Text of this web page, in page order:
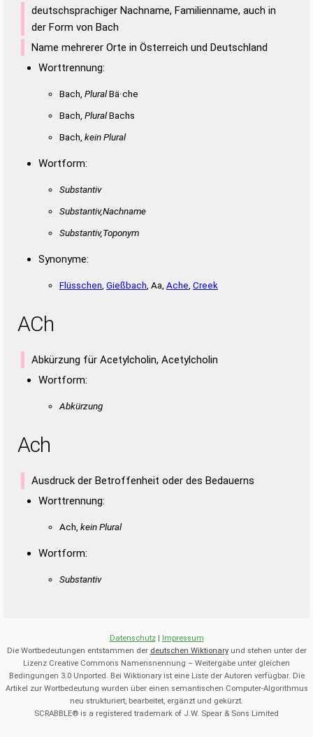
deutschsprachiger Nachname, Familienname, auch in
der Form von Bach
Name mehrerer Orte in Österreich und Deutschland
Worttrennung:
Bach, PluralBä·che
Bach, PluralBachs
Bach, kein Plural
Wortform:
Substantiv
Substantiv,Nachname
Substantiv,Toponym
Synonyme:
Flüsschen Gießbach , Aa, Ache Creek
ACh
Abkürzung für Acetylcholin, Acetylcholin
Wortform:
Abkürzung
Ach
Ausdruck der Betroffenheit oder des Bedauerns
Worttrennung:
Ach, kein Plural
Wortform:
Substantiv
Datenschutz| Impressum
Die Wortbedeutungen entstammen der deutschen Wiktionaryund stehen unter der
Lizenz Creative Commons Namensnennung – Weitergabe unter gleichen
Bedingungen 3.0 Unported. Bei Wiktionary ist eine Liste der Autoren verfügbar. Die
Artikel zur Wortbedeutung wurden über einen semantischen Computer-Algorithmus
neu strukturiert, bearbeitet, ergänzt und gekürzt.
SCRABBLE® is a registered trademark of J.W. Spear & Sons Limited